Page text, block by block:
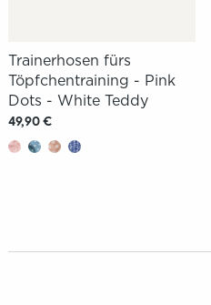
Trainerhosen fürs
Töpfchentraining - Pink
Dots - White Teddy
49,90 €